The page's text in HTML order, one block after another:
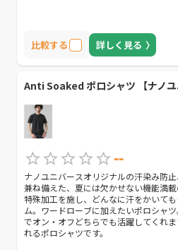
比較する 詳しく見る
Anti Soaked ポロシャツ 【ナノユ
--
ナノユニバースオリジナルの汗染み防
兼ね備えた、夏には欠かせない機能満
特殊加工を施し、どんなに汗をかいて
ム。ワードローブに加えたいポロシャ
でオン・オフどちらでも活躍してくれ
れるポロシャツです。